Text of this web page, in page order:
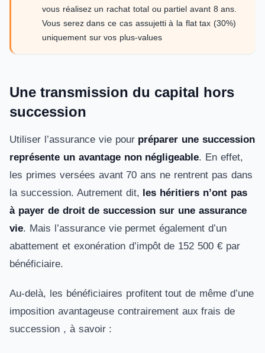
vous réalisez un rachat total ou partiel avant 8 ans.
Vous serez dans ce cas assujetti à la flat tax (30%)
uniquement sur vos plus-values
Une transmission du capital hors
succession
Utiliser l’assurance vie pour préparer une succession
représente un avantage non négligeable. En effet,
les primes versées avant 70 ans ne rentrent pas dans
la succession. Autrement dit, les héritiers n’ont pas
à payer de droit de succession sur une assurance
vie. Mais l’assurance vie permet également d’un
abattement et exonération d’impôt de 152 500 € par
bénéficiaire.
Au-delà, les bénéficiaires profitent tout de même d’une
imposition avantageuse contrairement aux frais de
succession , à savoir :